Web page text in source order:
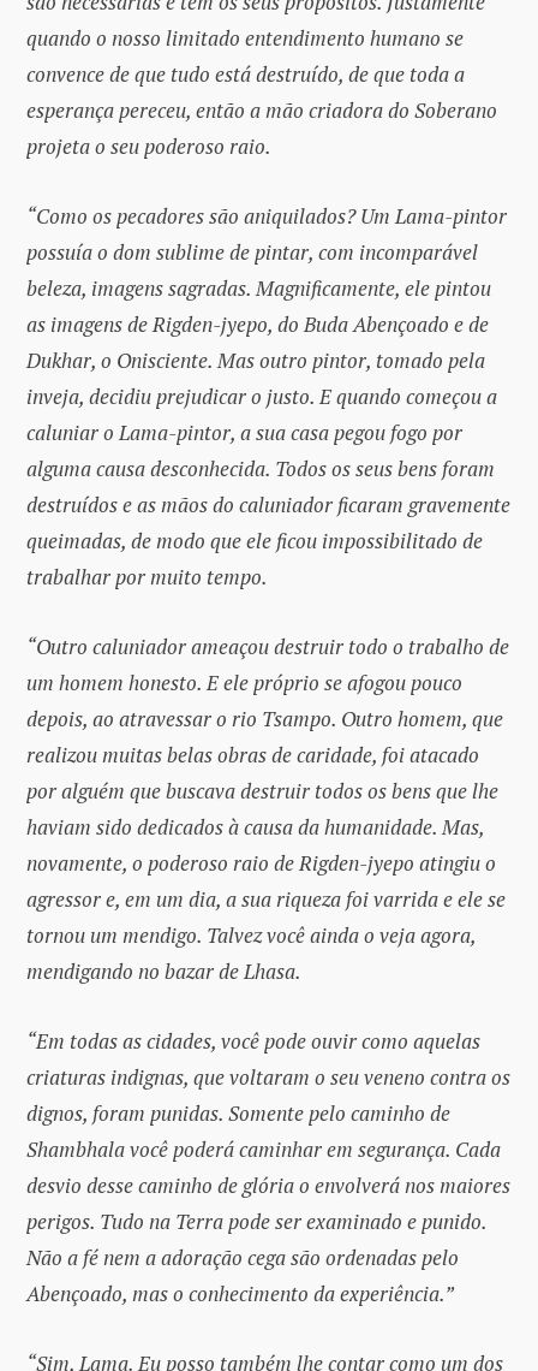
quando o nosso limitado entendimento humano se
convence de que tudo está destruído, de que toda a
esperança pereceu, então a mão criadora do Soberano
projeta o seu poderoso raio.
“Como os pecadores são aniquilados? Um Lama-pintor
possuía o dom sublime de pintar, com incomparável
beleza, imagens sagradas. Magnificamente, ele pintou
as imagens de Rigden-jyepo, do Buda Abençoado e de
Dukhar, o Onisciente. Mas outro pintor, tomado pela
inveja, decidiu prejudicar o justo. E quando começou a
caluniar o Lama-pintor, a sua casa pegou fogo por
alguma causa desconhecida. Todos os seus bens foram
destruídos e as mãos do caluniador ficaram gravemente
queimadas, de modo que ele ficou impossibilitado de
trabalhar por muito tempo.
“Outro caluniador ameaçou destruir todo o trabalho de
um homem honesto. E ele próprio se afogou pouco
depois, ao atravessar o rio Tsampo. Outro homem, que
realizou muitas belas obras de caridade, foi atacado
por alguém que buscava destruir todos os bens que lhe
haviam sido dedicados à causa da humanidade. Mas,
novamente, o poderoso raio de Rigden-jyepo atingiu o
agressor e, em um dia, a sua riqueza foi varrida e ele se
tornou um mendigo. Talvez você ainda o veja agora,
mendigando no bazar de Lhasa.
“Em todas as cidades, você pode ouvir como aquelas
criaturas indignas, que voltaram o seu veneno contra os
dignos, foram punidas. Somente pelo caminho de
Shambhala você poderá caminhar em segurança. Cada
desvio desse caminho de glória o envolverá nos maiores
perigos. Tudo na Terra pode ser examinado e punido.
Não a fé nem a adoração cega são ordenadas pelo
Abençoado, mas o conhecimento da experiência.”
“Sim, Lama. Eu posso também lhe contar como um dos